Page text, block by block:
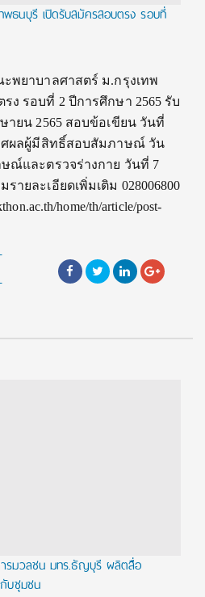
ธนบุรี เปิดรับสมัครสอบตรง รอบที่
พยาบาลศาสตร์ ม.กรุงเทพ
ง รอบที่ 2 ปีการศึกษา 2565 รับ
ายน 2565 สอบข้อเขียน วันที่
ศผลผู้มีสิทธิ์สอบสัมภาษณ์ วัน
ษณ์และตรวจร่างกาย วันที่ 7
ายละเอียดเพิ่มเติม 028006800
home/th/article/post-
ารมวลชน มทร.ธัญบุรี ผลิตสื่อ
กับชุมชน